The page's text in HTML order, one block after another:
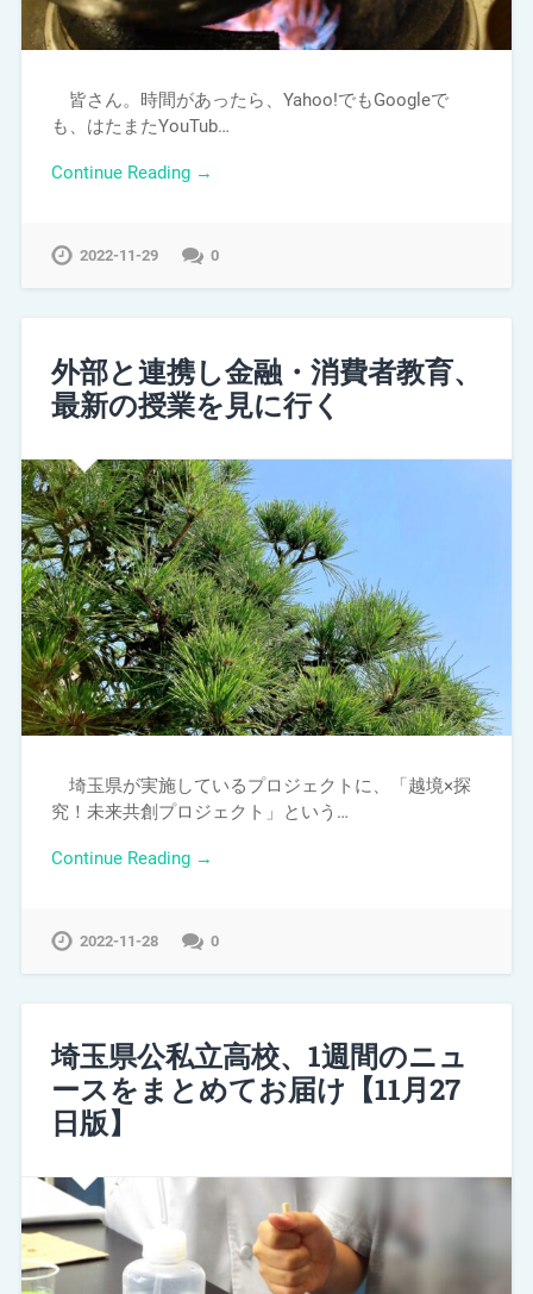
皆さん。時間があったら、Yahoo!でもGoogleで
も、はたまたYouTub…
Continue Reading →
2022-11-29 0
外部と連携し金融・消費者教育、
最新の授業を見に行く
埼玉県が実施しているプロジェクトに、「越境×探
究！未来共創プロジェクト」という…
Continue Reading →
2022-11-28 0
埼玉県公私立高校、1週間のニュ
ースをまとめてお届け【11月27
日版】